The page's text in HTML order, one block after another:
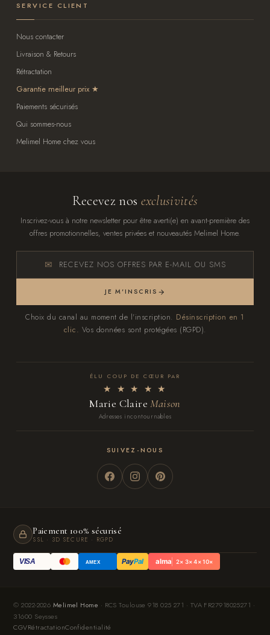
SERVICE CLIENT
Nous contacter
Livraison & Retours
Rétractation
Garantie meilleur prix
Paiements sécurisés
Qui sommes-nous
Melimel Home chez vous
Recevez nos exclusivités
Inscrivez-vous à notre newsletter pour être averti(e) en avant-première des
offres promotionnelles, ventes privées et nouveautés Melimel Home.
RECEVEZ NOS OFFRES PAR E-MAIL OU SMS
JE M'INSCRIS
Choix du canal au moment de l'inscription. Désinscription en 1
clic. Vos données sont protégées (RGPD).
ÉLU COUP DE CŒUR PAR
★ ★ ★ ★ ★
Marie ClaireMaison
Adresses incontournables
SUIVEZ-NOUS
Paiement 100% sécurisé
SSL · 3D SECURE · RGPD
VISA AMEX PayPal alma 2× 3× 4× 10×
© 2022-2026 Melimel Home · RCS Toulouse 918 025 271 · TVA FR27918025271 ·
31600 Seysses
CGVRétractationConfidentialité